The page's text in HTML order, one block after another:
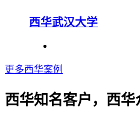
西华武汉大学
更多西华案例
西华知名客户，西